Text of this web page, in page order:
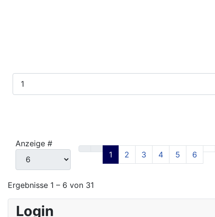
Login
Anzeige #
1
2 3 4 5 6
Ergebnisse 1 – 6 von 31